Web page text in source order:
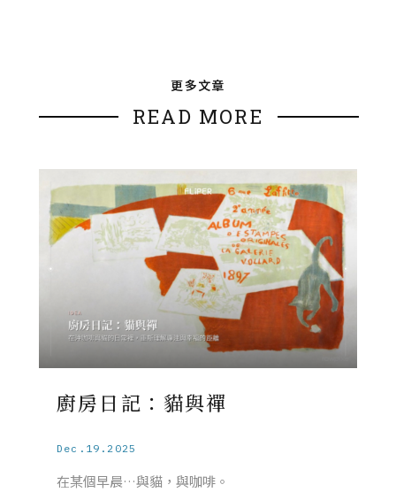
更多文章
READ MORE
廚房日記：貓與禪
Dec.19.2025
在某個早晨…與貓，與咖啡。